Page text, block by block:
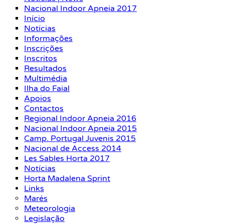
Nacional Indoor Apneia 2017
Início
Notícias
Informações
Inscrições
Inscritos
Resultados
Multimédia
Ilha do Faial
Apoios
Contactos
Regional Indoor Apneia 2016
Nacional Indoor Apneia 2015
Camp. Portugal Juvenis 2015
Nacional de Access 2014
Les Sables Horta 2017
Notícias
Horta Madalena Sprint
Links
Marés
Meteorologia
Legislação